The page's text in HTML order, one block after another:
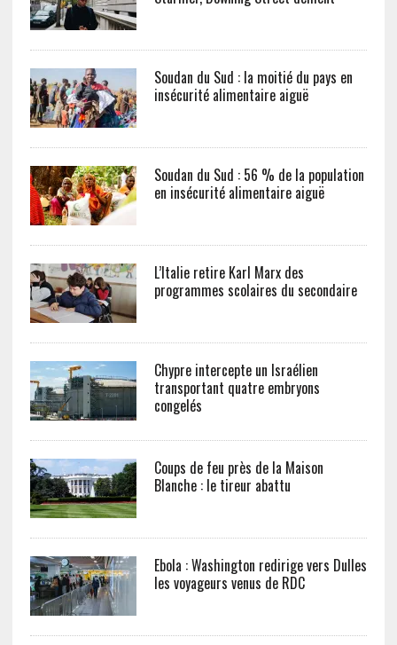
Soudan du Sud : la moitié du pays en
insécurité alimentaire aiguë
Soudan du Sud : 56 % de la population
en insécurité alimentaire aiguë
L’Italie retire Karl Marx des
programmes scolaires du secondaire
Chypre intercepte un Israélien
transportant quatre embryons
congelés
Coups de feu près de la Maison
Blanche : le tireur abattu
Ebola : Washington redirige vers Dulles
les voyageurs venus de RDC